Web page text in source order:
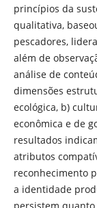
princípios da
qualitativa,
pescadores,
além de
análise de
dimensões
ecológica, b)
econômica e de
resultados
atributos
reconhecimento
a identidade